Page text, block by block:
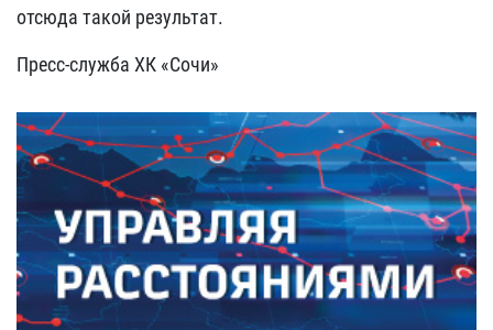
отсюда такой результат.
Пресс-служба ХК «Сочи»